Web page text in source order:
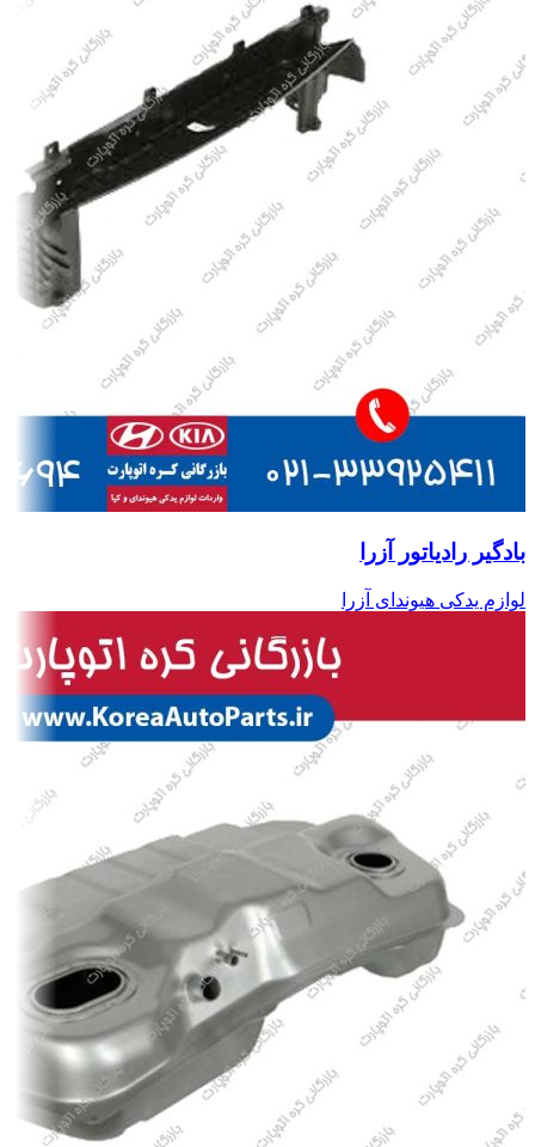
بادگیر رادیاتور آزرا
لوازم یدکی هیوندای آزرا